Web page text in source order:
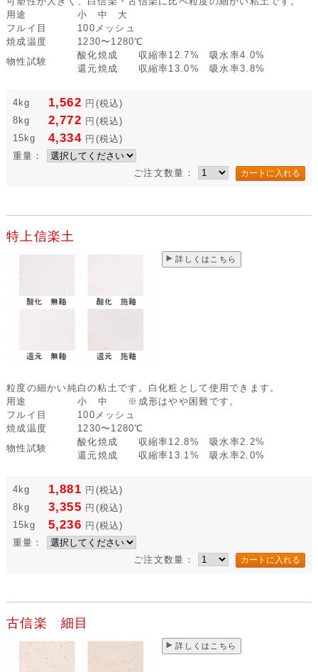
用途
小 中 大
フルイ目
100メッシュ
焼成温度
1230〜1280℃
物性試験
酸化焼成 収縮率12.7% 吸水率4.0%
還元焼成 収縮率13.0% 吸水率3.8%
4kg 1,562 円 (税込)
8kg
2,772 円 (税込)
15kg
4,334 円 (税込)
重量：
ご注文数量：
特上信楽土
詳しくはこちら
粒度の細かい純白の粘土です。白化粧として使用できます。
用途
小 中 ※成形はやや困難です。
フルイ目
100メッシュ
焼成温度
1230〜1280℃
物性試験
酸化焼成 収縮率12.8% 吸水率2.2%
還元焼成 収縮率13.1% 吸水率2.0%
4kg 1,881 円 (税込)
8kg
3,355 円 (税込)
15kg
5,236 円 (税込)
重量：
ご注文数量：
古信楽 細目
詳しくはこちら